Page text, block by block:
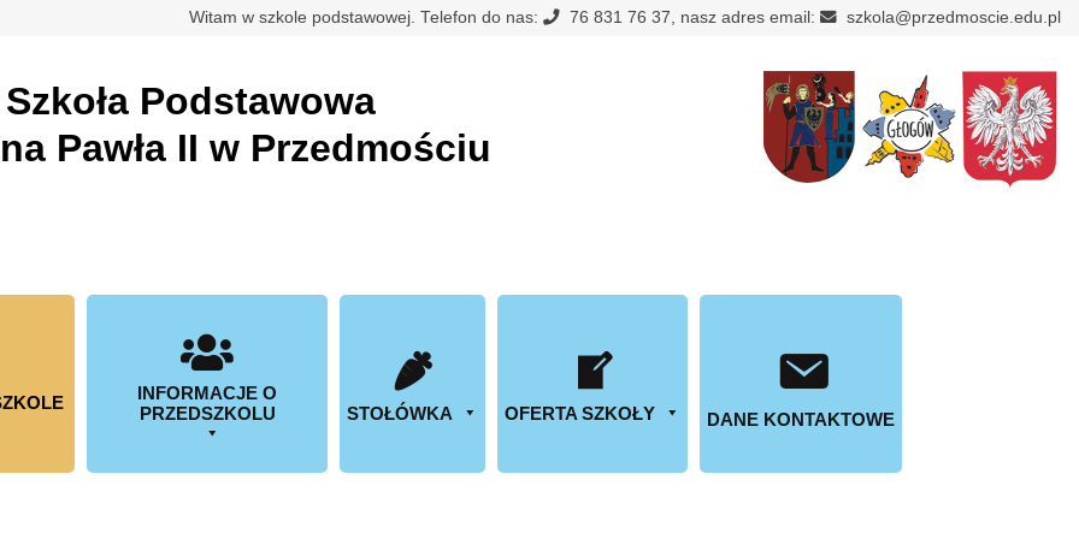
Witam w szkole podstawowej. Telefon do nas: 76 831 76 37, nasz adres email: szkola@przedmoscie.edu.pl
Szkoła Podstawowa
Pawła II w Przedmościu
INFORMACJE O
PRZEDSZKOLU
STOŁÓWKA OFERTA SZKOŁY DANE KONTAKTOWE